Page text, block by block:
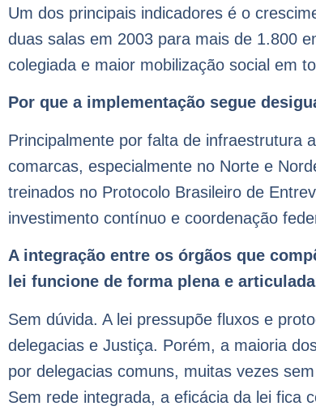
Um dos principais indicadores é o
duas salas em 2003 para mais de 1.800
colegiada e maior mobilização social em
Por que a implementação segue
Principalmente por falta de infraestrutura
comarcas, especialmente no Norte e
treinados no Protocolo Brasileiro de
investimento contínuo e coordenação
A integração entre os órgãos que
lei funcione de forma plena e
Sem dúvida. A lei pressupõe fluxos e
delegacias e Justiça. Porém, a maioria
por delegacias comuns, muitas vezes
Sem rede integrada, a eficácia da lei fica